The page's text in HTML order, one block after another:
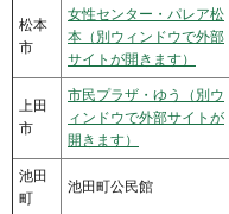
松本
市
女性センター・パレア松
本（別ウィンドウで外部
サイトが開きます）
上田
市
市民プラザ・ゆう（別ウ
ィンドウで外部サイトが
開きます）
池田
町
池田町公民館